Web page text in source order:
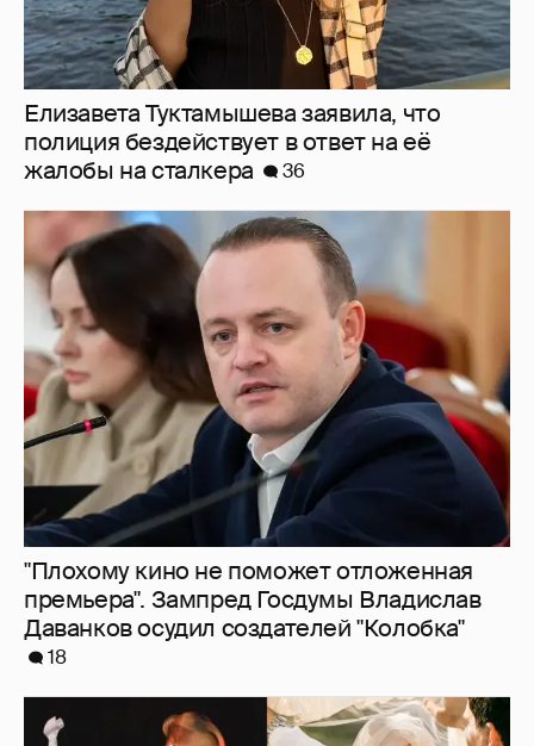
Елизавета Туктамышева заявила, что
полиция бездействует в ответ на её
жалобы на сталкера
36
"Плохому кино не поможет отложенная
премьера". Зампред Госдумы Владислав
Даванков осудил создателей "Колобка"
18